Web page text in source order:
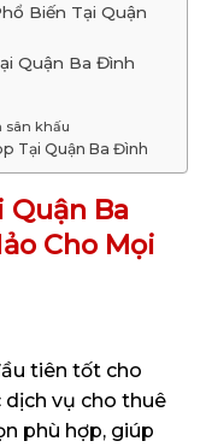
Biến Tại Quận
Quận Ba Đình
sân khấu
Tại Quận Ba Đình
Quận Ba
Cho Mọi
tiên tốt cho
dịch vụ cho thuê
phù hợp, giúp